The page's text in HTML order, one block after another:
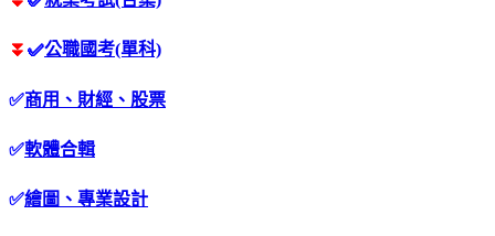
⏬ ✅公職國考(單科)
✅商用、財經、股票
✅軟體合輯
✅繪圖、專業設計